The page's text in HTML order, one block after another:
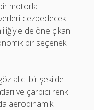
motorla
cezbedecek
de öne çıkan
bir seçenek
alıcı bir şekilde
ve çarpıcı renk
aerodinamik